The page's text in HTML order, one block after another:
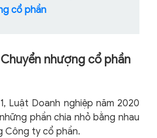
cổ phần
nhượng cổ phần
Luật Doanh nghiệp năm 2020
phần chia nhỏ bằng nhau
Công ty cổ phần.